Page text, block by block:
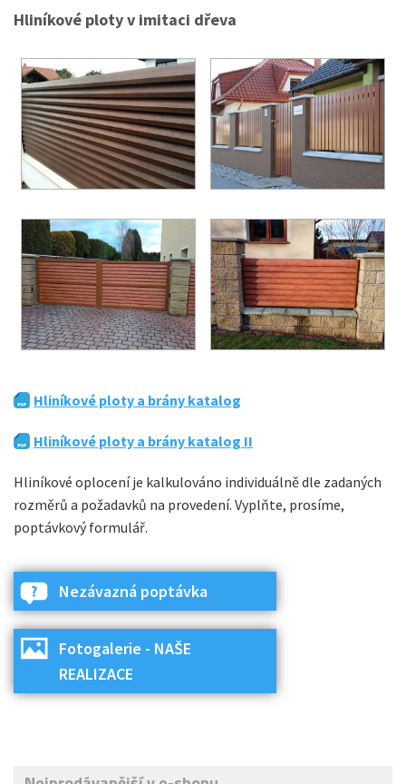
Hliníkové ploty v imitaci dřeva
Hliníkové ploty a brány katalog
Hliníkové ploty a brány katalog II
Hliníkové oplocení je kalkulováno individuálně dle zadaných
rozměrů a požadavků na provedení. Vyplňte, prosíme,
poptávkový formulář.
Nezávazná poptávka
Fotogalerie - NAŠE
REALIZACE